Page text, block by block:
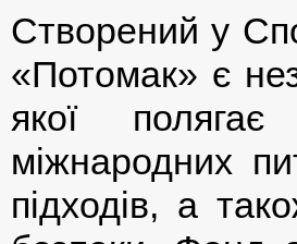
Створений у
«Потомак» є
якої
міжнародних
підходів, а